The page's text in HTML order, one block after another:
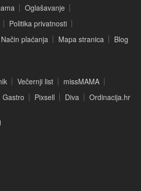
Oglašavanje
Politika privatnosti
Način plaćanja Mapa stranica Blog
Večernji list
missMAMA
Gastro Pixsell Diva Ordinacija.hr